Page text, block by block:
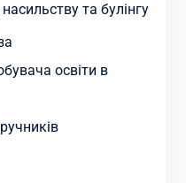
та булінгу
освіти в